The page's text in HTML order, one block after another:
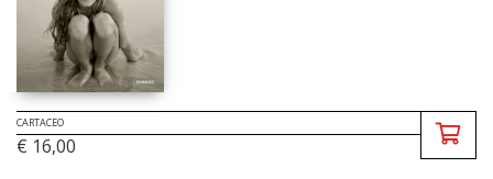
CARTACEO
€ 16,00